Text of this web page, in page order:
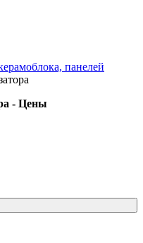
панелей
- Цены